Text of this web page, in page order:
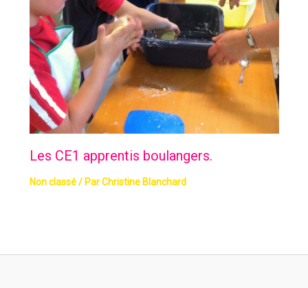
Les CE1 apprentis boulangers.
Non classé/ ParChristine Blanchard